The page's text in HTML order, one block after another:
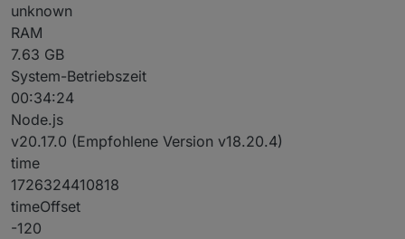
unknown
RAM
7.63 GB
System-Betriebszeit
00:34:24
Node.js
v20.17.0 (Empfohlene Version v18.20.4)
time
1726324410818
timeOffset
-120